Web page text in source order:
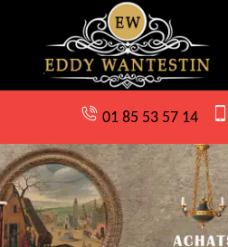
01 85 53 57 14